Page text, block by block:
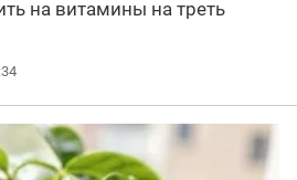
на витамины на треть